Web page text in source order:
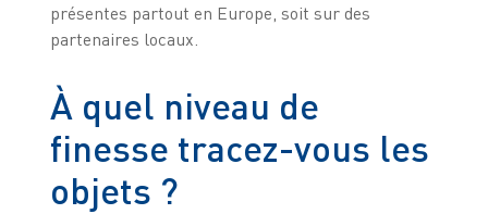
présentes partout en Europe, soit sur des
partenaires locaux.
À quel niveau de
finesse tracez-vous les
objets ?